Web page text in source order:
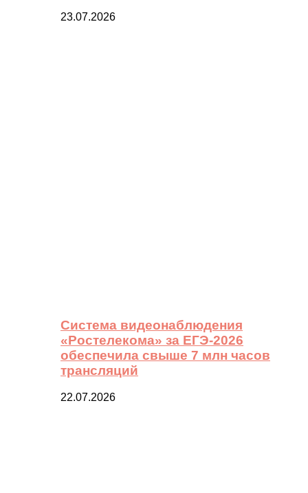
23.07.2026
Система видеонаблюдения
«Ростелекома» за ЕГЭ-2026
обеспечила свыше 7 млн часов
трансляций
22.07.2026